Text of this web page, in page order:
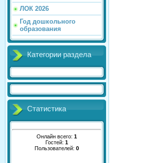
ЛОК 2026
Год дошкольного
образования
Категории раздела
Статистика
Онлайн всего: 1
Гостей: 1
Пользователей: 0